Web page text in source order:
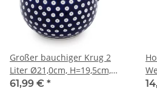
Großer bauchiger Krug 2
Liter Ø21,0cm, H=19,5cm,
Dekor 42
61,99 € *